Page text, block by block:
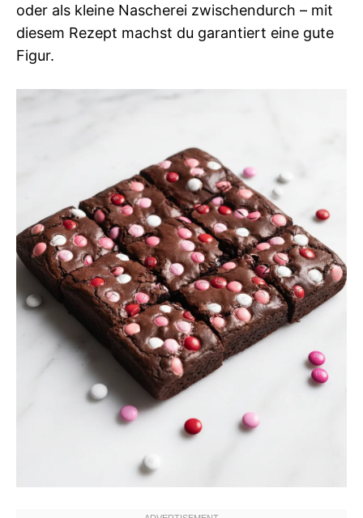
oder als kleine Nascherei zwischendurch – mit
diesem Rezept machst du garantiert eine gute
Figur.